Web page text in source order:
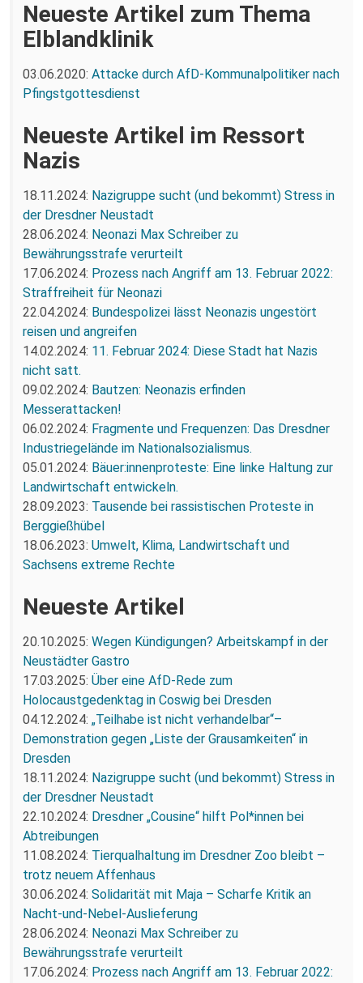
Neueste Artikel zum Thema
Elblandklinik
03.06.2020: Attacke durch AfD-Kommunalpolitiker nach
Pfingstgottesdienst
Neueste Artikel im Ressort
Nazis
18.11.2024: Nazigruppe sucht (und bekommt) Stress in
der Dresdner Neustadt
28.06.2024: Neonazi Max Schreiber zu
Bewährungsstrafe verurteilt
17.06.2024: Prozess nach Angriff am 13. Februar 2022:
Straffreiheit für Neonazi
22.04.2024: Bundespolizei lässt Neonazis ungestört
reisen und angreifen
14.02.2024: 11. Februar 2024: Diese Stadt hat Nazis
nicht satt.
09.02.2024: Bautzen: Neonazis erfinden
Messerattacken!
06.02.2024: Fragmente und Frequenzen: Das Dresdner
Industriegelände im Nationalsozialismus.
05.01.2024: Bäuer:innenproteste: Eine linke Haltung zur
Landwirtschaft entwickeln.
28.09.2023: Tausende bei rassistischen Proteste in
Berggießhübel
18.06.2023: Umwelt, Klima, Landwirtschaft und
Sachsens extreme Rechte
Neueste Artikel
20.10.2025: Wegen Kündigungen? Arbeitskampf in der
Neustädter Gastro
17.03.2025: Über eine AfD-Rede zum
Holocaustgedenktag in Coswig bei Dresden
04.12.2024: „Teilhabe ist nicht verhandelbar“–
Demonstration gegen „Liste der Grausamkeiten“ in
Dresden
18.11.2024: Nazigruppe sucht (und bekommt) Stress in
der Dresdner Neustadt
22.10.2024: Dresdner „Cousine“ hilft Pol*innen bei
Abtreibungen
11.08.2024: Tierqualhaltung im Dresdner Zoo bleibt –
trotz neuem Affenhaus
30.06.2024: Solidarität mit Maja – Scharfe Kritik an
Nacht-und-Nebel-Auslieferung
28.06.2024: Neonazi Max Schreiber zu
Bewährungsstrafe verurteilt
17.06.2024: Prozess nach Angriff am 13. Februar 2022: